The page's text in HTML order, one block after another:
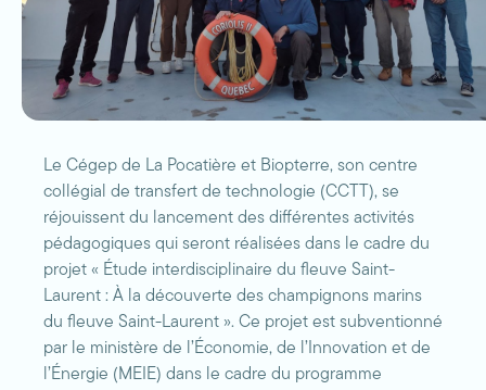
Le Cégep de La Pocatière et Biopterre, son centre
collégial de transfert de technologie (CCTT), se
réjouissent du lancement des différentes activités
pédagogiques qui seront réalisées dans le cadre du
projet « Étude interdisciplinaire du fleuve Saint-
Laurent : À la découverte des champignons marins
du fleuve Saint-Laurent ». Ce projet est subventionné
par le ministère de l’Économie, de l’Innovation et de
l’Énergie (MEIE) dans le cadre du programme